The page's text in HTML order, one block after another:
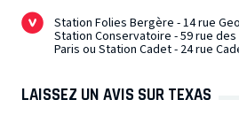
Station Folies Bergère - 14 rue
Station Conservatoire - 59 rue
Paris ou Station Cadet - 24 rue
LAISSEZ UN AVIS SUR TEXAS